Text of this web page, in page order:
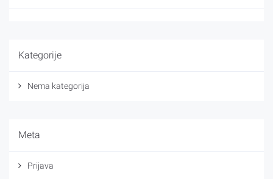
Kategorije
Nema kategorija
Meta
Prijava